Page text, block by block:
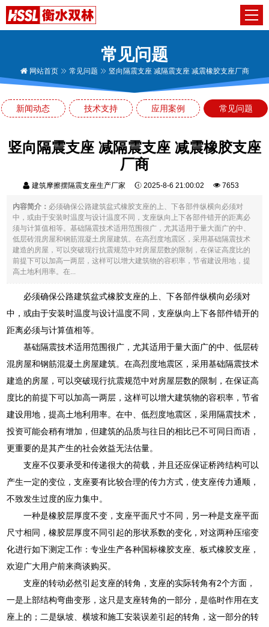
常见问题
网站首页 常见问题 竖向隔震支座 减隔震支座 减震橡胶支座厂商
新闻动态 技术支持 应用案例 常见问题
竖向隔震支座 减隔震支座 减震橡胶支座
厂商
建筑摩擦摆隔震支座生产厂家 2025-8-6 21:00:02 7653
内容简介： 必须确保公路建筑盆式橡胶支座的上、下各部件纵横向必须对
中，或由于安装时温度与设计温度不同，支座纵向上下各部件错开的距离必
须与计算值相等。基础隔震技术适用范围很广，尤其适用于量大面广的中、
低层砖混房屋和钢筋混凝土房屋建筑。在高烈度地震区，采用基础隔震技术
建造的房屋，可以突破现行抗震规范中对房屋层数的限制，在保证高度比的
前提下可以加高一两层，这样可以增大建筑物的容积率，节省建设用地，提
高土地利用率。在...
必须确保公路建筑盆式橡胶支座的上、下各部件纵横向必须对
中，或由于安装时温度与设计温度不同，支座纵向上下各部件错开的
距离必须与计算值相等。
基础隔震技术适用范围很广，尤其适用于量大面广的中、低层砖
混房屋和钢筋混凝土房屋建筑。在高烈度地震区，采用基础隔震技术
建造的房屋，可以突破现行抗震规范中对房屋层数的限制，在保证高
度比的前提下可以加高一两层，这样可以增大建筑物的容积率，节省
建设用地，提高土地利用率。在中、低烈度地震区，采用隔震技术，
投资可能会稍有增加，但建筑的品质与往日的相比已不可同日而语，
更重要的是其产生的社会效益无法估量。
支座不仅要承受和传递很大的荷载，并且还应保证桥跨结构可以
产生一定的变位，支座要有比较合理的传力方式，使支座传力通顺，
不致发生过度的应力集中。
一种是橡胶层厚度不变，支座平面尺寸不同，另一种是支座平面
尺寸相同，橡胶层厚度不同引起的形状系数的变化，对这两种压缩变
化进行如下测定工作：专业生产各种国标橡胶支座、板式橡胶支座，
欢迎广大用户前来商谈购买。
支座的转动必然引起支座的转角，支座的实际转角有2个方面，
一是上部结构弯曲变形，这只是支座转角的一部分，是临时作用在支
座上的；二是纵坡、横坡和施工安装误差引起的转角，这一部分的转